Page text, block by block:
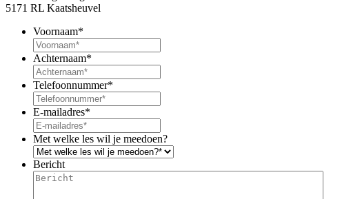
5171 RL Kaatsheuvel
Voornaam*
Achternaam*
Telefoonnummer*
E-mailadres*
Met welke les wil je meedoen?
Bericht